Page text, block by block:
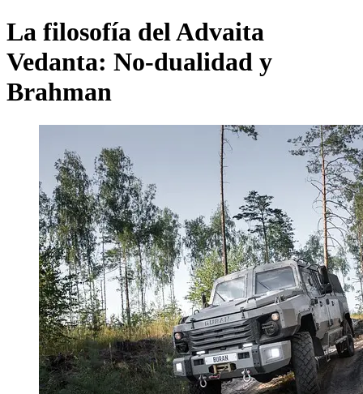
La filosofía del Advaita
Vedanta: No-dualidad y
Brahman